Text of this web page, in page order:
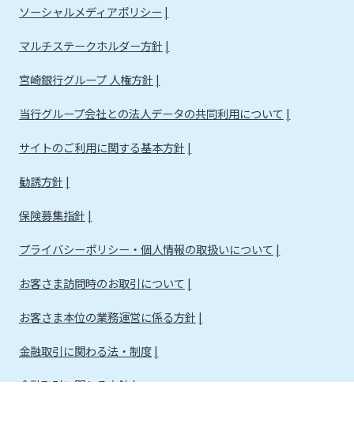
ソーシャルメディアポリシー
マルチステークホルダー方針
宮崎銀行グループ 人権方針
当行グループ会社との法人データの共同利用について
サイトのご利用に関する基本方針
勧誘方針
保険募集指針
プライバシーポリシー・個人情報の取扱いについて
お客さま訪問時のお取引について
お客さま本位の業務運営に係る方針
金融取引に関わる法・制度
金融取引に関わる方針